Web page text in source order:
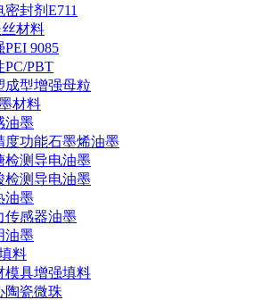
密封剂E711
材料
PEI 9085
PC/PBT
成型增强母粒
材料
油墨
度功能石墨烯油墨
检测导电油墨
检测导电油墨
油墨
传感器油墨
油墨
料
模具增强填料
陶瓷微珠